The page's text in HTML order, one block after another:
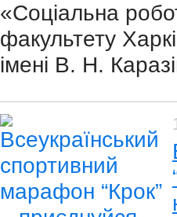
«Соціальна
факультету
імені В. Н.